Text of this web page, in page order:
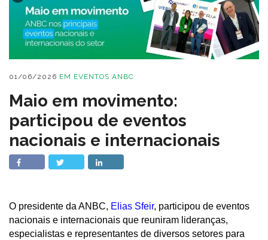
01/06/2026 EM EVENTOS ANBC
Maio em movimento:
participou de eventos
nacionais e internacionais
O presidente da ANBC, Elias Sfeir, participou de eventos
nacionais e internacionais que reuniram lideranças,
especialistas e representantes de diversos setores para